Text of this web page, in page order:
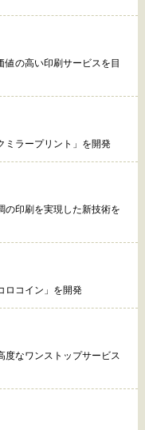
値の高い印刷サービスを目
ミラープリント」を開発
の印刷を実現した新技術を
ロコイン」を開発
度なワンストップサービス